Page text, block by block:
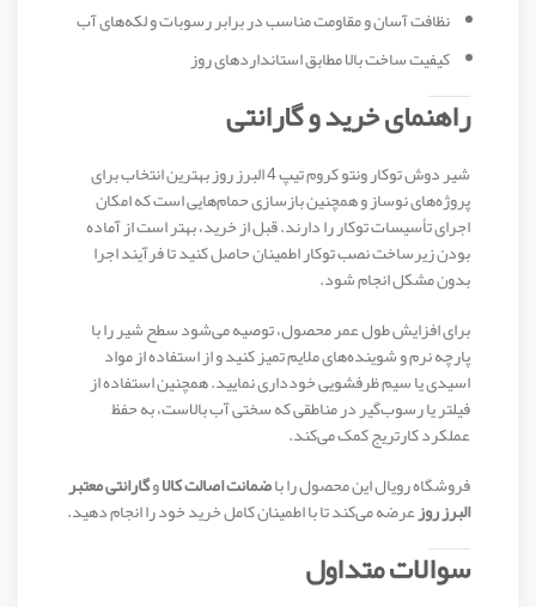
نظافت آسان و مقاومت مناسب در برابر رسوبات و لکه‌های آب
کیفیت ساخت بالا مطابق استانداردهای روز
راهنمای خرید و گارانتی
شیر دوش توکار ونتو کروم تیپ 4 البرز روز بهترین انتخاب برای
پروژه‌های نوساز و همچنین بازسازی حمام‌هایی است که امکان
اجرای تأسیسات توکار را دارند. قبل از خرید، بهتر است از آماده
بودن زیرساخت نصب توکار اطمینان حاصل کنید تا فرآیند اجرا
بدون مشکل انجام شود.
برای افزایش طول عمر محصول، توصیه می‌شود سطح شیر را با
پارچه نرم و شوینده‌های ملایم تمیز کنید و از استفاده از مواد
اسیدی یا سیم ظرفشویی خودداری نمایید. همچنین استفاده از
فیلتر یا رسوب‌گیر در مناطقی که سختی آب بالاست، به حفظ
عملکرد کارتریج کمک می‌کند.
فروشگاه رویال این محصول را باضمانت اصالت کالاوگارانتی معتبر
البرز روزعرضه می‌کند تا با اطمینان کامل خرید خود را انجام دهید.
سوالات متداول